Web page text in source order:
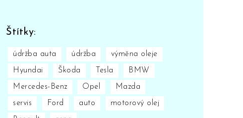
Štítky:
údržba auta údržba výměna oleje
Hyundai Škoda Tesla BMW
Mercedes-Benz Opel Mazda
servis Ford auto motorový olej